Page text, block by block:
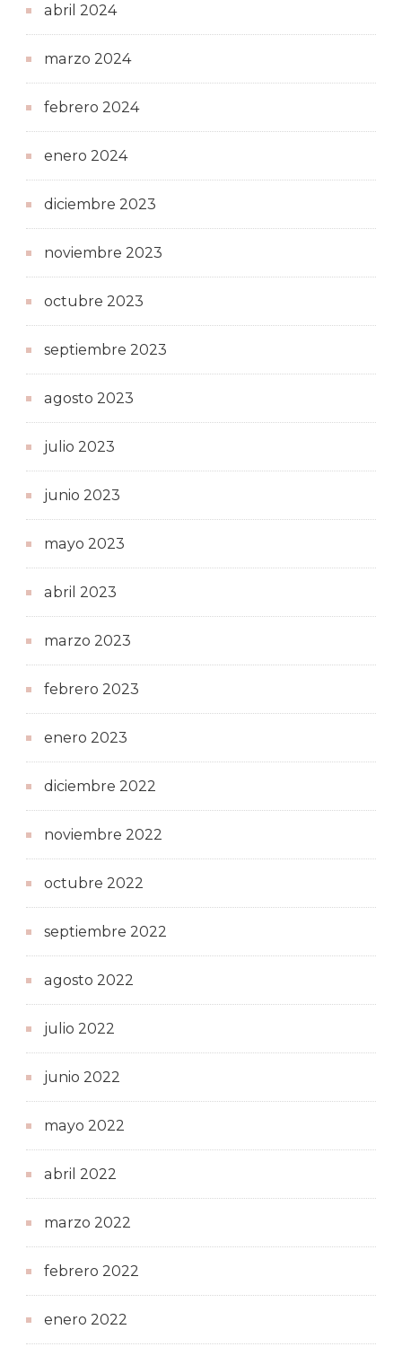
abril 2024
marzo 2024
febrero 2024
enero 2024
diciembre 2023
noviembre 2023
octubre 2023
septiembre 2023
agosto 2023
julio 2023
junio 2023
mayo 2023
abril 2023
marzo 2023
febrero 2023
enero 2023
diciembre 2022
noviembre 2022
octubre 2022
septiembre 2022
agosto 2022
julio 2022
junio 2022
mayo 2022
abril 2022
marzo 2022
febrero 2022
enero 2022